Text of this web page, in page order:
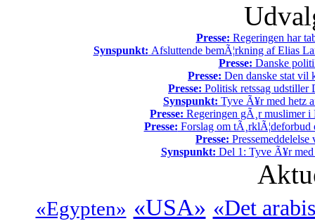
Presse: Regeringen har
Synspunkt: Afsluttende bemÃ¦rkning af Elias
Presse: Danske
Presse: Den danske stat vil
Presse: Politisk retssag udstiller
Synspunkt: Tyve Ã¥r med hetz
Presse: Regeringen gÃ¸r muslimer
Presse: Forslag om tÃ¸rklÃ¦deforbud
Presse:
Synspunkt: Del 1: Tyve Ã¥r med
«Egypten» «USA» «Det